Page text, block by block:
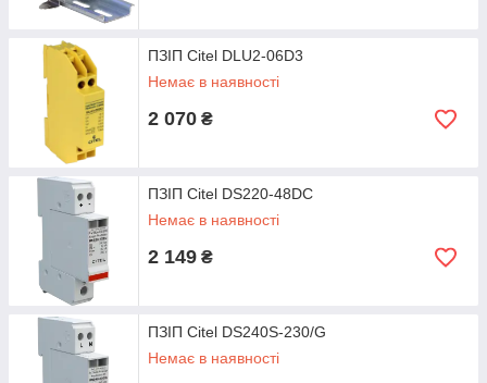
ПЗІП Citel DLU2-06D3
Немає в наявності
2 070 ₴
ПЗІП Citel DS220-48DC
Немає в наявності
2 149 ₴
ПЗІП Citel DS240S-230/G
Немає в наявності